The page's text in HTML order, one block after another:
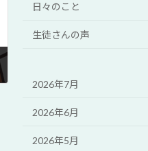
日々のこと
生徒さんの声
2026年7月
2026年6月
2026年5月